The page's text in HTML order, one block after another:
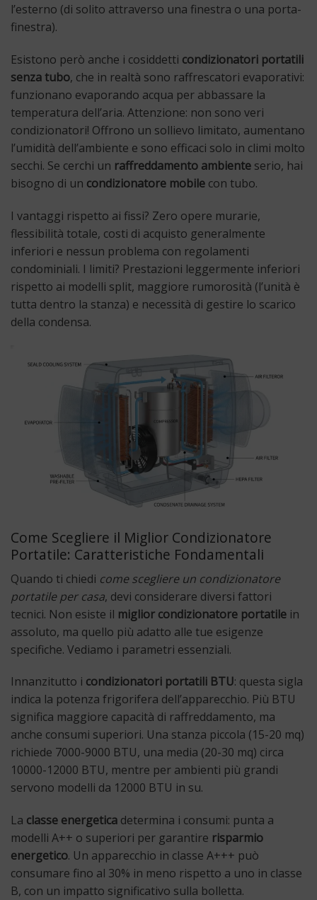
l’esterno (di solito attraverso una finestra o una porta-
finestra).
Esistono però anche i cosiddetti condizionatori portatili
senza tubo, che in realtà sono raffrescatori evaporativi:
funzionano evaporando acqua per abbassare la
temperatura dell’aria. Attenzione: non sono veri
condizionatori! Offrono un sollievo limitato, aumentano
l’umidità dell’ambiente e sono efficaci solo in climi molto
secchi. Se cerchi un raffreddamento ambiente serio, hai
bisogno di un condizionatore mobile con tubo.
I vantaggi rispetto ai fissi? Zero opere murarie,
flessibilità totale, costi di acquisto generalmente
inferiori e nessun problema con regolamenti
condominiali. I limiti? Prestazioni leggermente inferiori
rispetto ai modelli split, maggiore rumorosità (l’unità è
tutta dentro la stanza) e necessità di gestire lo scarico
della condensa.
Come Scegliere il Miglior Condizionatore
Portatile: Caratteristiche Fondamentali
Quando ti chiedi come scegliere un condizionatore
portatile per casa, devi considerare diversi fattori
tecnici. Non esiste il miglior condizionatore portatile in
assoluto, ma quello più adatto alle tue esigenze
specifiche. Vediamo i parametri essenziali.
Innanzitutto i condizionatori portatili BTU: questa sigla
indica la potenza frigorifera dell’apparecchio. Più BTU
significa maggiore capacità di raffreddamento, ma
anche consumi superiori. Una stanza piccola (15-20 mq)
richiede 7000-9000 BTU, una media (20-30 mq) circa
10000-12000 BTU, mentre per ambienti più grandi
servono modelli da 12000 BTU in su.
La classe energetica determina i consumi: punta a
modelli A++ o superiori per garantire risparmio
energetico. Un apparecchio in classe A+++ può
consumare fino al 30% in meno rispetto a uno in classe
B, con un impatto significativo sulla bolletta.